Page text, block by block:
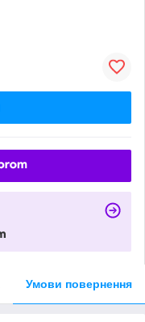
Умови повернення